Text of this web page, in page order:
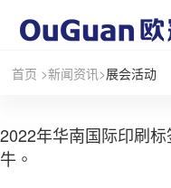
首页 >新闻资讯>展会活动
2022年华南国际印刷
牛。